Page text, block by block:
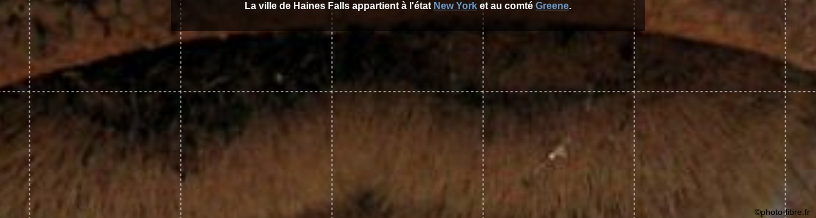
La ville de Haines Falls appartient à l'état New York et au comté Greene.
©photo-libre.fr